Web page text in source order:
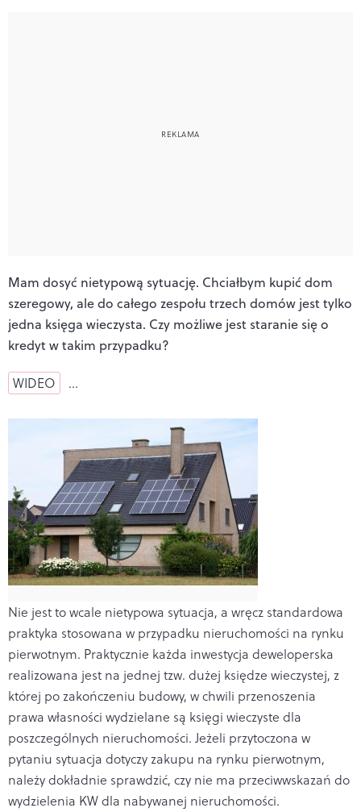
Mam dosyć nietypową sytuację. Chciałbym kupić dom
szeregowy, ale do całego zespołu trzech domów jest tylko
jedna księga wieczysta. Czy możliwe jest staranie się o
kredyt w takim przypadku?
WIDEO …
Nie jest to wcale nietypowa sytuacja, a wręcz standardowa
praktyka stosowana w przypadku nieruchomości na rynku
pierwotnym. Praktycznie każda inwestycja deweloperska
realizowana jest na jednej tzw. dużej księdze wieczystej, z
której po zakończeniu budowy, w chwili przenoszenia
prawa własności wydzielane są księgi wieczyste dla
poszczególnych nieruchomości. Jeżeli przytoczona w
pytaniu sytuacja dotyczy zakupu na rynku pierwotnym,
należy dokładnie sprawdzić, czy nie ma przeciwwskazań do
wydzielenia KW dla nabywanej nieruchomości.